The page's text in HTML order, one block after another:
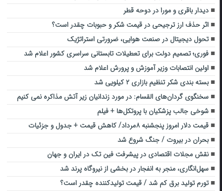
دیدار باقری و مورا در دوحه قطر
اثر حذف ارز ترجیحی در قیمت شکر و حبوبات چقدر است؟
تحول دیجیتال در صنعت هوایی، ضرورتی استراتژیک
فوری؛ تصمیم دولت برای تعطیلات تابستانی سراسری کشور اعلام شد
اولین انتصابات وزیر آموزش و پرورش اعلام شد
بسته بندی شکر تنظیم بازاری ۲ کیلویی شد
سخنگوی گردان‌های القسام: در مورد زندانیان زیر آتش مذاکره نمی کنیم
شوخی جالب پزشکیان با پروتکل‌ها + فیلم
قیمت دلار امروز پنجشنبه ۸مرداد/ کاهش قیمت + جدول و جزئیات
بحران در بیروت / جنگ شروع شد
نقش مجلات اقتصادی در پیشرفت فین تک در ایران و جهان
سهل‌انگاری، منجر به انفجار در بخشی از نیروگاه پرند شد
تورم تولید برق کم شد / قیمت تولیدکننده چقدر است؟